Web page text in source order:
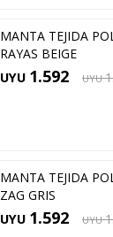
MANTA TEJIDA
RAYAS BEIGE
UYU 1.592 UYU
MANTA TEJIDA
ZAG GRIS
UYU 1.592 UYU